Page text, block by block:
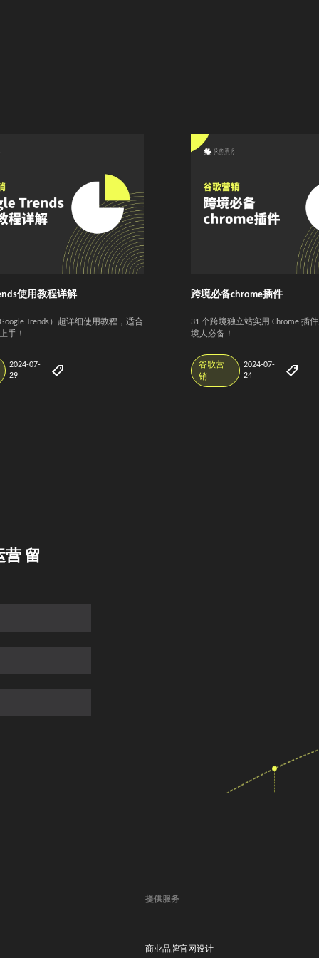
使用教程详解
Trends）超详细使用教程，适合
手！
2024-07-
29
跨境必备chrome插件
31 个跨境独立站实用 Chrome 插
境人必备！
谷歌营
销
2024-07-
24
留
提供服务
商业品牌官网设计